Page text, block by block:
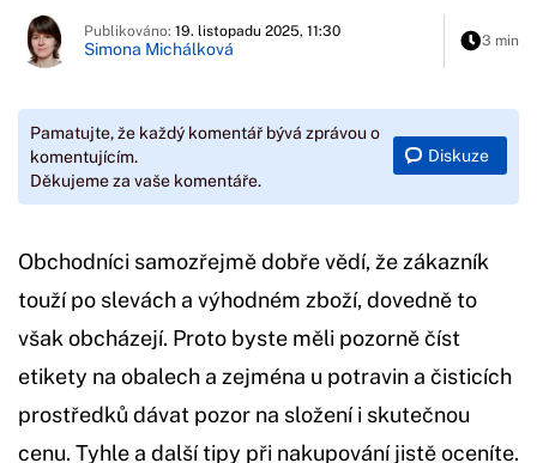
Publikováno: 19. listopadu 2025, 11:30
Simona Michálková 3 min
Pamatujte, že každý komentář bývá zprávou o
komentujícím.
Děkujeme za vaše komentáře.
Diskuze
Obchodníci samozřejmě dobře vědí, že zákazník
touží po slevách a výhodném zboží, dovedně to
však obcházejí. Proto byste měli pozorně číst
etikety na obalech a zejména u potravin a čisticích
prostředků dávat pozor na složení i skutečnou
cenu. Tyhle a další tipy při nakupování jistě oceníte.